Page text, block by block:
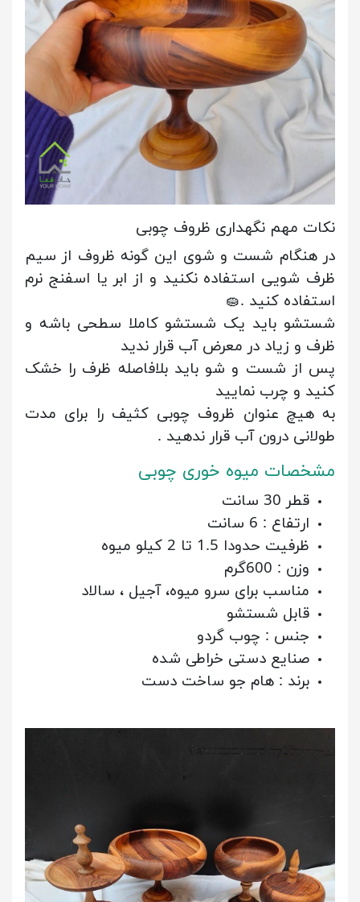
نکات مهم نگهداری ظروف چوبی
در هنگام شست و شوی این گونه ظروف از سیم
ظرف شویی استفاده نکنید و از ابر یا اسفنج نرم
استفاده کنید .🧽
شستشو باید یک شستشو کاملا سطحی باشه و
ظرف و زیاد در معرض آب قرار ندید
پس از شست و شو باید بلافاصله ظرف را خشک
کنید و چرب نمایید
به هیچ عنوان ظروف چوبی کثیف را برای مدت
طولانی درون آب قرار ندهید .
مشخصات میوه خوری چوبی
قطر 30 سانت
ارتفاع : 6 سانت
ظرفیت حدودا 1.5 تا 2 کیلو میوه
وزن : 600گرم
مناسب برای سرو میوه، آجیل ، سالاد
قابل شستشو
جنس : چوب گردو
صنایع دستی خراطی شده
برند : هام جو ساخت دست